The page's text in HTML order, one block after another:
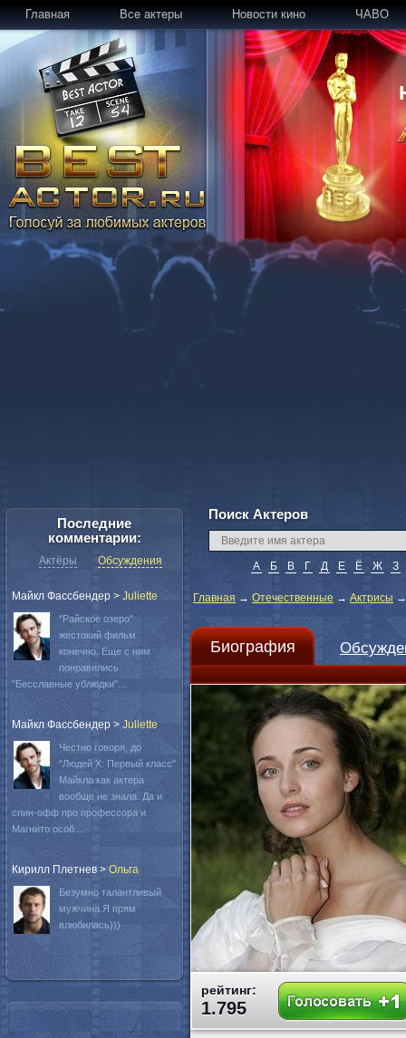
Главная Все актеры Новости кино ЧАВО
Поиск Актеров
А Б В Г Д Е Ё Ж З
Главная → Отечественные → Актрисы
Биография
рейтинг:
1.795
Последние
комментарии:
Актёры Обсуждения
Майкл Фассбендер > Juliette
"Райское озеро"
жестокий фильм
конечно. Еще с ним
понравились
"Бесславные ублюдки"...
Майкл Фассбендер > Juliette
Честно говоря, до
"Людей Х: Первый класс"
Майкла как актера
вообще не знала. Да и
спин-офф про профессора и
Магнито особ...
Кирилл Плетнев > Oльга
Безумно талантливый
мужчина.Я прям
влюбилась)))